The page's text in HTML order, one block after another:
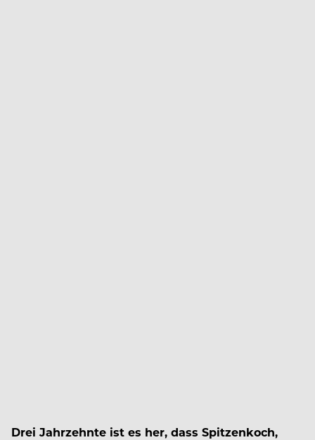
Drei Jahrzehnte ist es her, dass Spitzenkoch,